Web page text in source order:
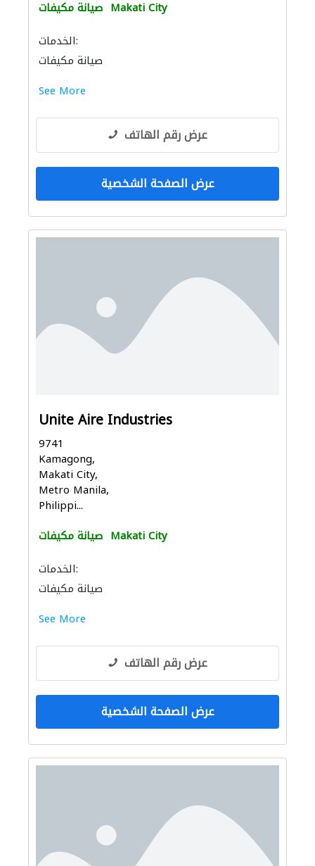
صيانة مكيفات Makati City
الخدمات:
صيانة مكيفات
See More
عرض رقم الهاتف
عرض الصفحة الشخصية
Unite Aire Industries
9741
Kamagong,
Makati City,
Metro Manila,
Philippi...
صيانة مكيفات Makati City
الخدمات:
صيانة مكيفات
See More
عرض رقم الهاتف
عرض الصفحة الشخصية